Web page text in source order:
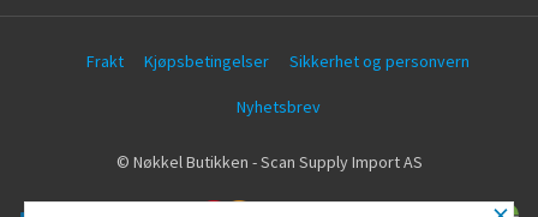
Frakt Kjøpsbetingelser Sikkerhet og personvern
Nyhetsbrev
© Nøkkel Butikken - Scan Supply Import AS